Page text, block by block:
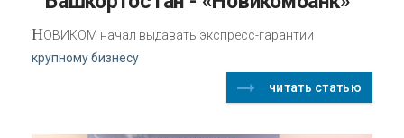
НОВИКОМ начал выдавать экспресс-гарантии
крупному бизнесу
читать статью